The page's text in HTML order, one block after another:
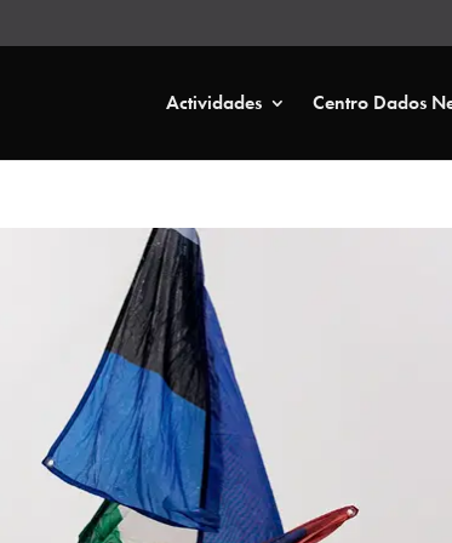
Actividades Centro Dados